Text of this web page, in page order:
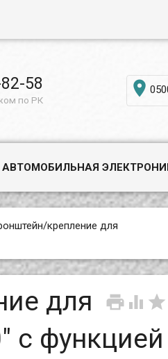
58
по РК

АВТОМОБИЛЬНАЯ
крепление для
  
для
с функцией